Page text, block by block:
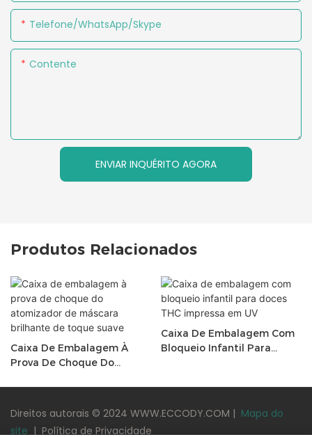
Telefone/WhatsApp/Skype
Contente
ENVIAR INQUÉRITO AGORA
Produtos Relacionados
Caixa De Embalagem À
Prova De Choque Do
Caixa De Embalagem Com
Bloqueio Infantil Para
Direitos autorais © 2024 WWW.ECCODY.COM | Mapa do
site | Política de Privacidade